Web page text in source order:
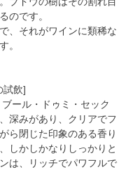
のです。
、それがワインに類稀な
。
試飲]
ール・ドゥミ・セック
深みがあり、クリアでフ
ら閉じた印象のある香り
しかしかなりしっかりと
は、リッチでパワフルで